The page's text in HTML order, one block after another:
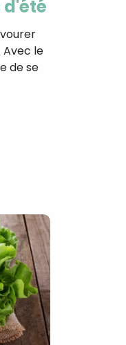
d'été
Avec le
de se